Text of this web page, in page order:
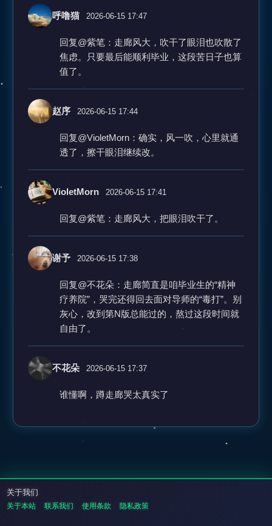
呼噜猫 2026-06-15 17:47
回复@紫笔：走廊风大，吹干了眼泪也吹散了
焦虑。只要最后能顺利毕业，这段苦日子也算
值了。
赵序 2026-06-15 17:44
回复@VioletMorn：确实，风一吹，心里就通
透了，擦干眼泪继续改。
VioletMorn 2026-06-15 17:41
回复@紫笔：走廊风大，把眼泪吹干了。
谢予 2026-06-15 17:38
回复@不花朵：走廊简直是咱毕业生的“精神
疗养院”，哭完还得回去面对导师的“毒打”。别
灰心，改到第N版总能过的，熬过这段时间就
自由了。
不花朵 2026-06-15 17:37
谁懂啊，蹲走廊哭太真实了
关于我们
关于本站 联系我们 使用条款 隐私政策